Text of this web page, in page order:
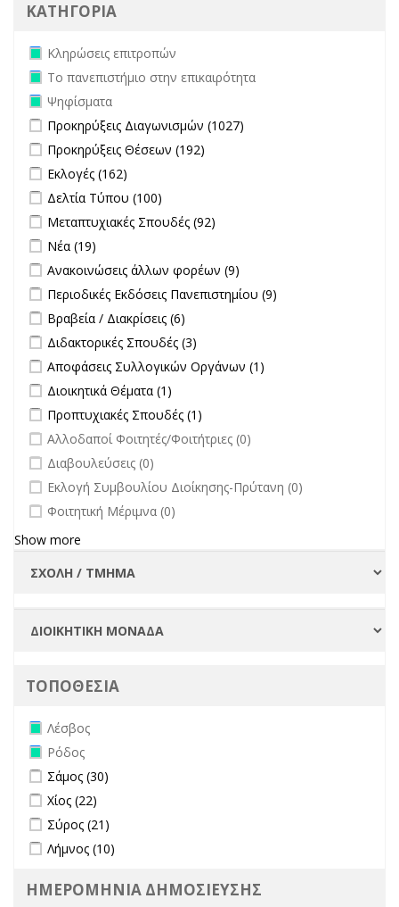
ΚΑΤΗΓΟΡΙΑ
Remove Κληρώσεις επιτροπών filter
Κληρώσεις επιτροπών
Remove Το πανεπιστήμιο στην επικαιρότητα filter
Το πανεπιστήμιο στην επικαιρότητα
Remove Ψηφίσματα filter
Ψηφίσματα
Apply Προκηρύξεις Διαγωνισμών filter
Προκηρύξεις Διαγωνισμών (1027)
Apply Προκηρύξεις Θέσεων filter
Προκηρύξεις Θέσεων (192)
Apply Εκλογές filter
Εκλογές (162)
Apply Δελτία Τύπου filter
Δελτία Τύπου (100)
Apply Μεταπτυχιακές Σπουδές filter
Μεταπτυχιακές Σπουδές (92)
Apply Νέα filter
Νέα (19)
Apply Ανακοινώσεις άλλων φορέων filter
Ανακοινώσεις άλλων φορέων (9)
Apply Περιοδικές Εκδόσεις Πανεπιστημίου filter
Περιοδικές Εκδόσεις Πανεπιστημίου (9)
Apply Βραβεία / Διακρίσεις filter
Βραβεία / Διακρίσεις (6)
Apply Διδακτορικές Σπουδές filter
Διδακτορικές Σπουδές (3)
Apply Αποφάσεις Συλλογικών Οργάνων filter
Αποφάσεις Συλλογικών Οργάνων (1)
Apply Διοικητικά Θέματα filter
Διοικητικά Θέματα (1)
Apply Προπτυχιακές Σπουδές filter
Προπτυχιακές Σπουδές (1)
undefined
Αλλοδαποί Φοιτητές/Φοιτήτριες (0)
undefined
Διαβουλεύσεις (0)
undefined
Εκλογή Συμβουλίου Διοίκησης-Πρύτανη (0)
undefined
Φοιτητική Μέριμνα (0)
Show more
ΤΟΠΟΘΕΣΙΑ
Remove Λέσβος filter
Λέσβος
Remove Ρόδος filter
Ρόδος
Apply Σάμος filter
Σάμος (30)
Apply Χίος filter
Χίος (22)
Apply Σύρος filter
Σύρος (21)
Apply Λήμνος filter
Λήμνος (10)
ΗΜΕΡΟΜΗΝΙΑ ΔΗΜΟΣΙΕΥΣΗΣ